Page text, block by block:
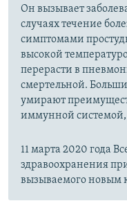
Он вызывает
случаях течение
симптомами
высокой
перерасти в
смертельной.
умирают
иммунной системой,
11 марта 2020 года
здравоохранения
вызываемого новым